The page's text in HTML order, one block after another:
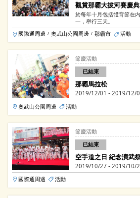
觀賞那霸大拔河賽慶
於每年十月包括體育節在
一，舉行三天。
國際通周邊 / 奧武山公園周邊 / 那霸市 活動
節慶活動
已結束
那霸馬拉松
2019/12/01 - 2019/12/
奧武山公園周邊 活動
節慶活動
已結束
空手道之日 紀念演武
2019/10/27 - 2019/10/
國際通周邊 活動